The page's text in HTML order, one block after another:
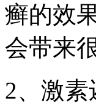
癣的效
会带来
2、激